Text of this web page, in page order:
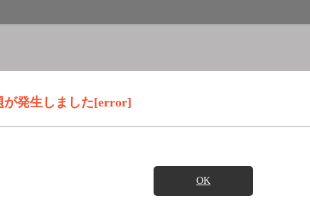
が発生しました[error]
OK